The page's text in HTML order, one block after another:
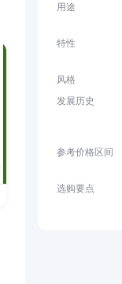
用途
特性
风格
发展历史
参考价格区间
选购要点